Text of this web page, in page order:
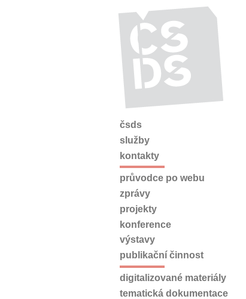
čsds
služby
kontakty
průvodce po webu
zprávy
projekty
konference
výstavy
publikační činnost
digitalizované materiály
tematická dokumentace